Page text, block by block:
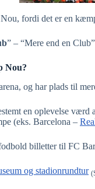
fordi det er en
” – “Mere end en
Nou?
og har plads til
en oplevelse
(eks. Barcelona –
billetter til FC
og stadionrundtur